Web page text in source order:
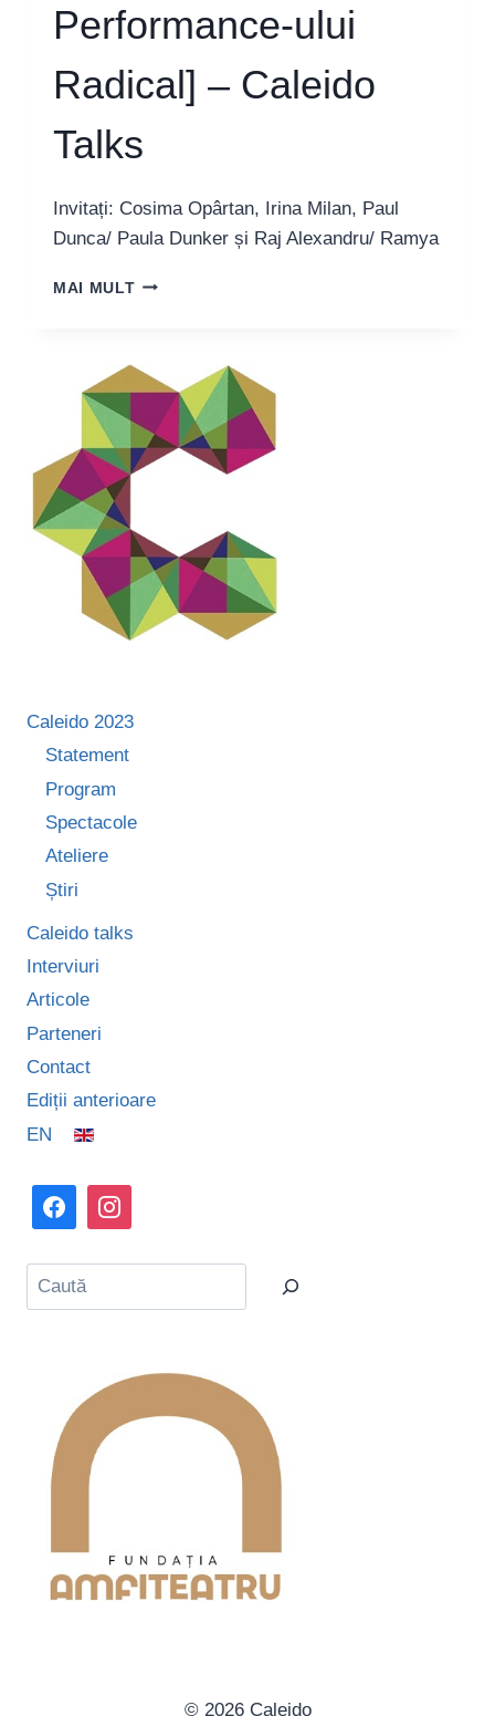
Performance-ului
Radical] – Caleido
Talks
Invitați: Cosima Opârtan, Irina Milan, Paul
Dunca/ Paula Dunker și Raj Alexandru/ Ramya
MAI MULTAPR
RADICAL]
–
CALEIDO
TALKS
Caleido 2023
Statement
Program
Spectacole
Ateliere
Știri
Caleido talks
Interviuri
Articole
Parteneri
Contact
Ediții anterioare
EN
Caută
© 2026 Caleido